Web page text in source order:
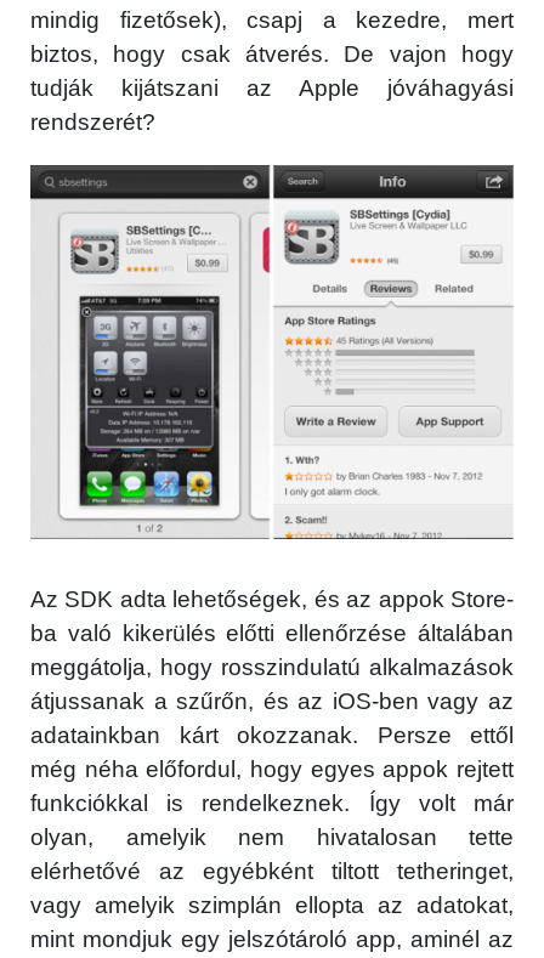
mindig fizetősek), csapj a kezedre, mert
biztos, hogy csak átverés. De vajon hogy
tudják kijátszani az Apple jóváhagyási
rendszerét?
Az SDK adta lehetőségek, és az appok Store-
ba való kikerülés előtti ellenőrzése általában
meggátolja, hogy rosszindulatú alkalmazások
átjussanak a szűrőn, és az iOS-ben vagy az
adatainkban kárt okozzanak. Persze ettől
még néha előfordul, hogy egyes appok rejtett
funkciókkal is rendelkeznek. Így volt már
olyan, amelyik nem hivatalosan tette
elérhetővé az egyébként tiltott tetheringet,
vagy amelyik szimplán ellopta az adatokat,
mint mondjuk egy jelszótároló app, aminél az